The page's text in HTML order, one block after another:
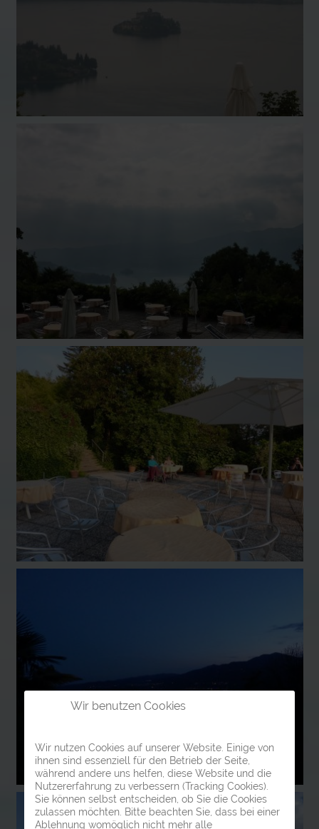
Wir benutzen Cookies
Wir nutzen Cookies auf unserer Website. Einige von
ihnen sind essenziell für den Betrieb der Seite,
während andere uns helfen, diese Website und die
Nutzererfahrung zu verbessern (Tracking Cookies).
Sie können selbst entscheiden, ob Sie die Cookies
zulassen möchten. Bitte beachten Sie, dass bei einer
Ablehnung womöglich nicht mehr alle